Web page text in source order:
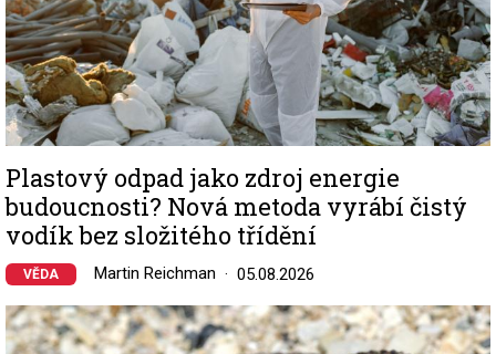
Plastový odpad jako zdroj energie
budoucnosti? Nová metoda vyrábí čistý
vodík bez složitého třídění
VĚDA Martin Reichman 05.08.2026
Image